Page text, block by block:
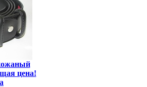
цена!